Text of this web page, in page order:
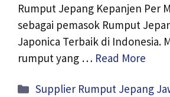
Rumput Jepang Kepanjen Per
sebagai pemasok Rumput
Japonica Terbaik di Indonesia.
rumput yang … Read More
Kategori
Supplier Rumput Jepang